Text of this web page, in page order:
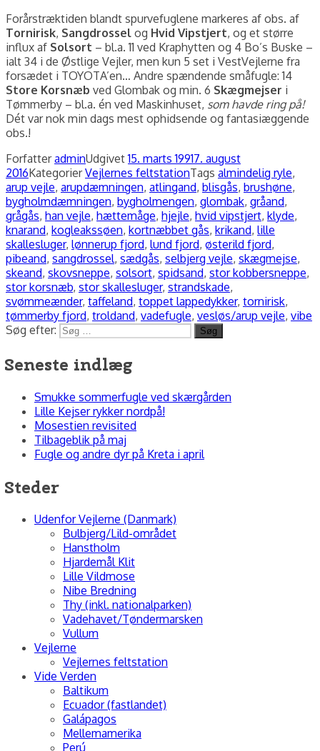
Forårstræktiden blandt spurvefuglene markeres af obs. af
Tornirisk, Sangdrossel og Hvid Vipstjert, og et større
influx af Solsort – bl.a. 11 ved Kraphytten og 4 Bo’s Buske –
ialt 34 i de Østlige Vejler, men kun 5 set i VestVejlerne fra
forsædet i TOYOTA’en… Andre spændende småfugle: 14
Store Korsnæb ved Glombak og min. 6 Skægmejser i
Tømmerby – bl.a. én ved Maskinhuset, som havde ring på!
Dét var nok min dags mest ophidsende og fantasiæggende
obs.!
ForfatteradminUdgivet15. marts 19917. august
2016KategorierVejlernes feltstationTags almindelig ryle,
arup vejle, arupdæmningen, atlingand, blisgås, brushøne,
bygholmdæmningen, bygholmengen, glombak, gråand,
grågås, han vejle, hættemåge, hjejle, hvid vipstjert, klyde,
knarand, kogleakssøen, kortnæbbet gås, krikand, lille
skallesluger, lønnerup fjord, lund fjord, østerild fjord,
pibeand, sangdrossel, sædgås, selbjerg vejle, skægmejse,
skeand, skovsneppe, solsort, spidsand, stor kobbersneppe,
stor korsnæb, stor skallesluger, strandskade,
svømmeænder, taffeland, toppet lappedykker, tornirisk,
tømmerby fjord, troldand, vadefugle, vesløs/arup vejle, vibe
Søg efter:
Søg
Seneste indlæg
Smukke sommerfugle ved skærgården
Lille Kejser rykker nordpå!
Mosestien revisited
Tilbageblik på maj
Fugle og andre dyr på Kreta i april
Steder
Udenfor Vejlerne (Danmark)
Bulbjerg/Lild-området
Hanstholm
Hjardemål Klit
Lille Vildmose
Nibe Bredning
Thy (inkl. nationalparken)
Vadehavet/Tøndermarsken
Vullum
Vejlerne
Vejlernes feltstation
Vide Verden
Baltikum
Ecuador (fastlandet)
Galápagos
Mellemamerika
Perú